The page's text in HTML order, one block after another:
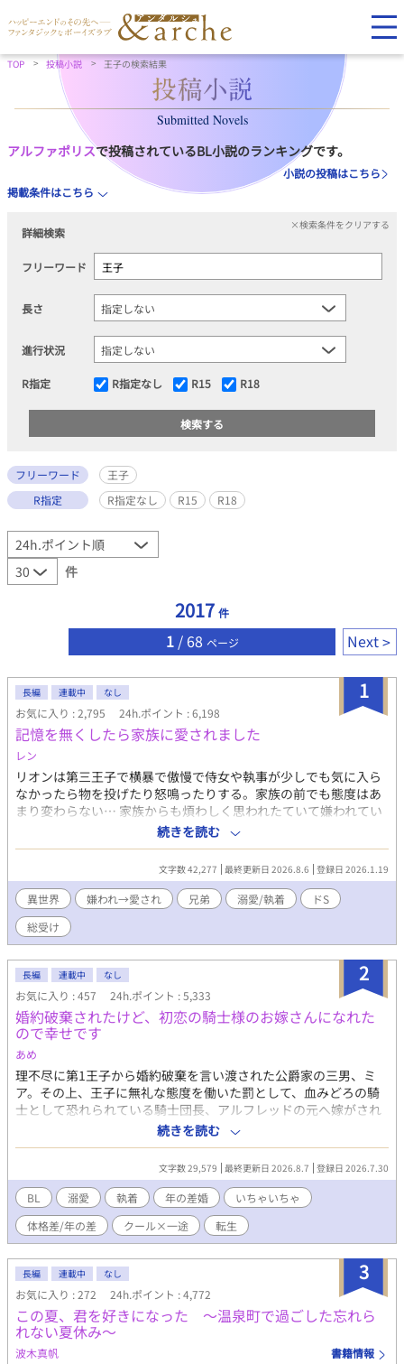
TOP 投稿小説 王子の検索結果
Submitted Novels
アルファポリスで投稿されているBL小説のランキングです。
小説の投稿はこちら
掲載条件はこちら
詳細検索
×検索条件をクリアする
フリーワード
長さ
進行状況
R指定 R指定なし R15 R18
フリーワード
王子
R指定
R指定なし R15 R18
件
2017 件
1/ 68 ページ Next
1
長編 連載中 なし
お気に入り : 2,795 24h.ポイント : 6,198
記憶を無くしたら家族に愛されました
レン
リオンは第三王子で横暴で傲慢で侍女や執事が少しでも気に入ら
なかったら物を投げたり怒鳴ったりする。家族の前でも態度はあ
まり変わらない… 家族からも煩わしく思われたていて嫌われてい
た… そんなある日階段から落ちて意識をなくした…数日後目を覚
ましたらリオンの様子がいつもと違くて…
続きを読む
文字数 42,277 最終更新日 2026.8.6 登録日 2026.1.19
異世界 嫌われ→愛され 兄弟 溺愛/執着
ドS
総受け
2
長編 連載中 なし
お気に入り : 457 24h.ポイント : 5,333
婚約破棄されたけど、初恋の騎士様のお嫁さんになれた
ので幸せです
あめ
理不尽に第1王子から婚約破棄を言い渡された公爵家の三男、ミ
ア。その上、王子に無礼な態度を働いた罰として、血みどろの騎
士として恐れられている騎士団長、アルフレッドの元へ嫁がされ
ることに。 しかし、アルフレッドはミアの初恋の人で...。 この恋
は一方通行、きっと愛してはもらえない。それでも好きな人のそ
ばにいられるならそれでいい。そんな気持ちで嫁いだミアだった
が、アルフレッドは、ミアをどうやら溺愛してくれているようで
_？ 「…お前は、本当に愛らしいな」 「や、やめてください…！
心臓が持たないです…！」 時々波乱もありつついつもラブラブお
しどり夫婦(夫夫)の日常。 ────── ※ムーンライトノベルズ
様でも連載しております。
続きを読む
文字数 29,579 最終更新日 2026.8.7 登録日 2026.7.30
BL 溺愛 執着 年の差婚
いちゃいちゃ
体格差/年の差
クール×一途 転生
3
長編 連載中 なし
お気に入り : 272 24h.ポイント : 4,772
この夏、君を好きになった 〜温泉町で過ごした忘れら
れない夏休み〜
波木真帆 書籍情報